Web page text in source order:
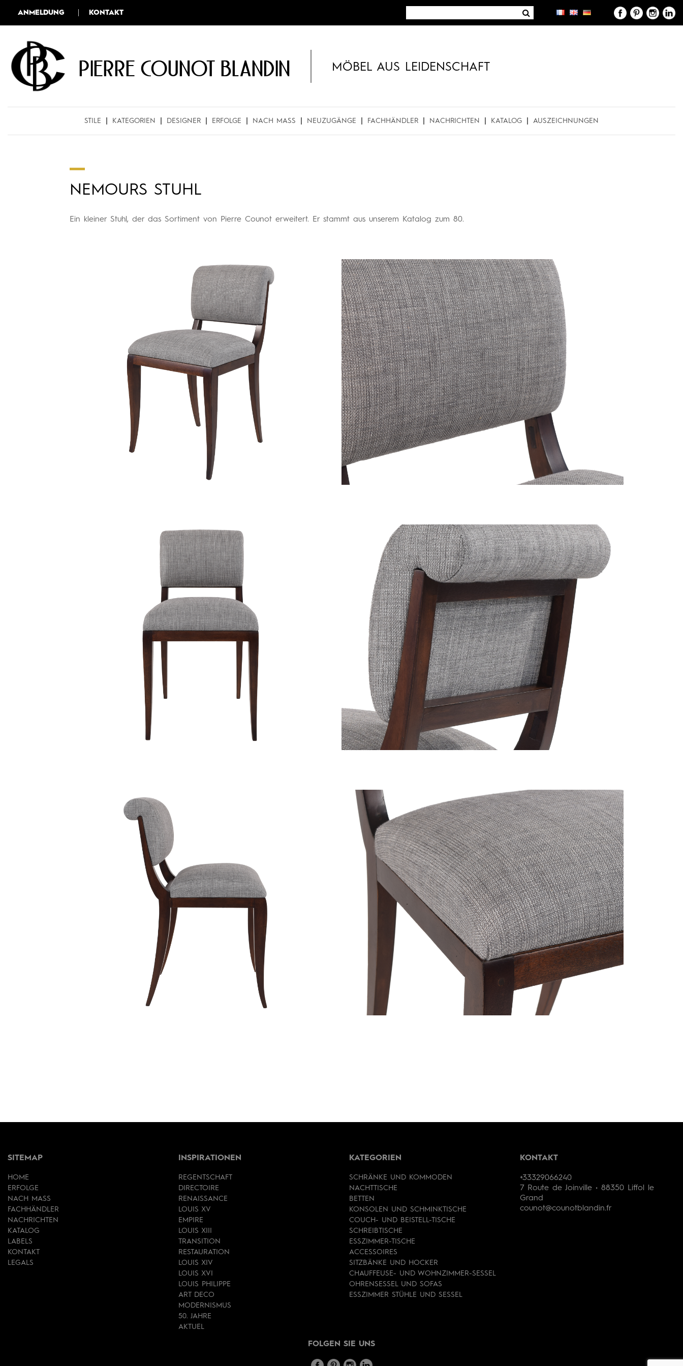
ANMELDUNG KONTAKT
Pierre COUNOT BLANDIN MÖBEL AUS LEIDENSCHAFT
STILE KATEGORIEN DESIGNER ERFOLGE NACH MASS NEUZUGÄNGE FACHHÄNDLER NACHRICHTEN KATALOG AUSZEICHNUNGEN
NEMOURS STUHL
Ein kleiner Stuhl, der das Sortiment von Pierre Counot erweitert. Er stammt aus unserem Katalog zum 80.
SITEMAP
HOME
ERFOLGE
NACH MASS
FACHHÄNDLER
NACHRICHTEN
KATALOG
LABELS
KONTAKT
LEGALS
INSPIRATIONEN
REGENTSCHAFT
DIRECTOIRE
RENAISSANCE
LOUIS XV
EMPIRE
LOUIS XIII
TRANSITION
RESTAURATION
LOUIS XIV
LOUIS XVI
LOUIS PHILIPPE
ART DECO
MODERNISMUS
50. JAHRE
AKTUEL
KATEGORIEN
SCHRÄNKE UND KOMMODEN
NACHTTISCHE
BETTEN
KONSOLEN UND SCHMINKTISCHE
COUCH- UND BEISTELL-TISCHE
SCHREIBTISCHE
ESSZIMMER-TISCHE
ACCESSOIRES
SITZBÄNKE UND HOCKER
CHAUFFEUSE- UND WOHNZIMMER-SESSEL
OHRENSESSEL UND SOFAS
ESSZIMMER STÜHLE UND SESSEL
KONTAKT
+33329066240
7 Route de Joinville • 88350 Liffol le
Grand
counot@counotblandin.fr
FOLGEN SIE UNS